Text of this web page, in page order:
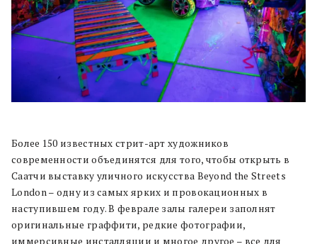
Более 150 известных стрит-арт художников
современности объединятся для того, чтобы открыть в
Саатчи выставку уличного искусства Beyond the Streets
London – одну из самых ярких и провокационных в
наступившем году. В феврале залы галереи заполнят
оригинальные граффити, редкие фотографии,